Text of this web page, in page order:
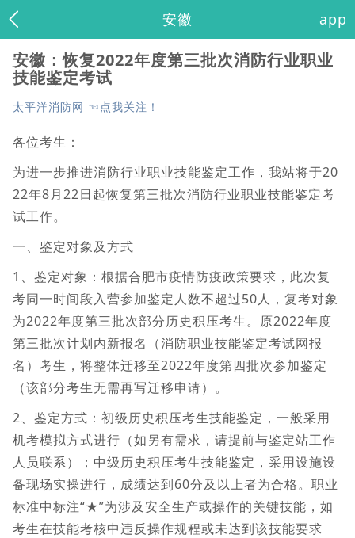
安徽 app
安徽：恢复2022年度第三批次消防行业职业
技能鉴定考试
太平洋消防网 ☜点我关注！
各位考生：
为进一步推进消防行业职业技能鉴定工作，我站将于20
22年8月22日起恢复第三批次消防行业职业技能鉴定考
试工作。
一、鉴定对象及方式
1、鉴定对象：根据合肥市疫情防疫政策要求，此次复
考同一时间段入营参加鉴定人数不超过50人，复考对象
为2022年度第三批次部分历史积压考生。原2022年度
第三批次计划内新报名（消防职业技能鉴定考试网报
名）考生，将整体迁移至2022年度第四批次参加鉴定
（该部分考生无需再写迁移申请）。
2、鉴定方式：初级历史积压考生技能鉴定，一般采用
机考模拟方式进行（如另有需求，请提前与鉴定站工作
人员联系）；中级历史积压考生技能鉴定，采用设施设
备现场实操进行，成绩达到60分及以上者为合格。职业
标准中标注“★”为涉及安全生产或操作的关键技能，如
考生在技能考核中违反操作规程或未达到该技能要求